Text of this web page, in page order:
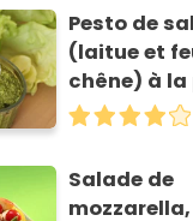
Pesto de
(laitue et
chêne) à
Salade de